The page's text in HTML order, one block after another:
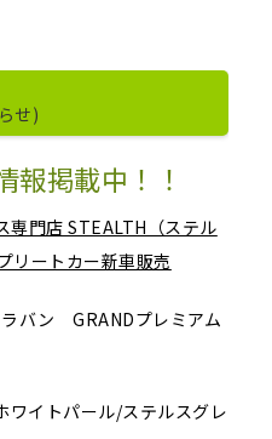
せ)
掲載中！！
専門店 STEALTH（ステル
リートカー新車販売
バン GRANDプレミアム
イトパール/ステルスグレ